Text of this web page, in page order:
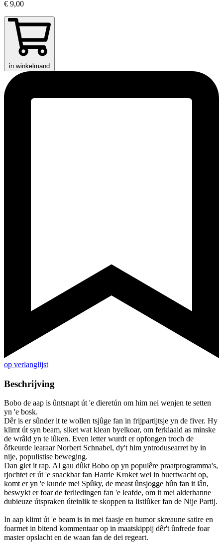
€ 9,00
in winkelmand
op verlanglijst
Beschrijving
Bobo de aap is ûntsnapt út 'e dieretún om him nei wenjen te setten
yn 'e bosk.
Dêr is er sûnder it te wollen tsjûge fan in frijpartijtsje yn de fiver. Hy
klimt út syn beam, siket wat klean byelkoar, om ferklaaid as minske
de wrâld yn te lûken. Even letter wurdt er opfongen troch de
ôfkeurde learaar Norbert Schnabel, dy't him yntrodusearret by in
nije, populistise beweging.
Dan giet it rap. Al gau dûkt Bobo op yn populêre praatprogramma's,
rjochtet er út 'e snackbar fan Harrie Kroket wei in buertwacht op,
komt er yn 'e kunde mei Spûky, de meast ûnsjogge hûn fan it lân,
beswykt er foar de ferliedingen fan 'e leafde, om it mei alderhanne
dubieuze útspraken úteinlik te skoppen ta listlûker fan de Nije Partij.
In aap klimt út 'e beam is in mei faasje en humor skreaune satire en
foarmet in bitend kommentaar op in maatskippij dêr't ûnfrede foar
master opslacht en de waan fan de dei regeart.